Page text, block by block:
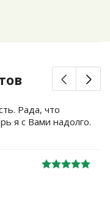
Рада, что
я с Вами надолго.